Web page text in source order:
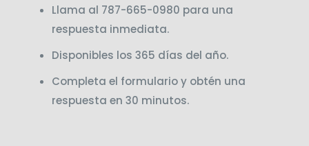
Llama al 787-665-0980 para una
respuesta inmediata.
Disponibles los 365 días del año.
Completa el formulario y obtén una
respuesta en 30 minutos.